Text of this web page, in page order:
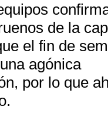
de la
el fin de
agónica
por lo que